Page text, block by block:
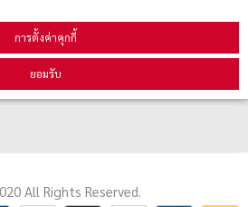
การตั้งค่าคุกกี้
ยอมรับ
รับข่าวสาร
All Rights Reserved.